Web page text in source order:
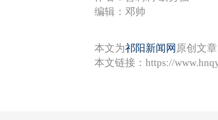
编辑：邓帅
本文为祁阳新闻网 原创文
本文链接： https://